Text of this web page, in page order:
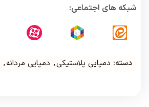
شبکه های اجتماعی:
دسته: دمپایی پلاستیکی, دمپایی مردانه,